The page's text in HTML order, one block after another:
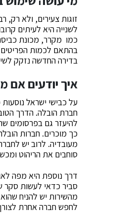
זוגות צעירים, ולא
לשנייה היא לעיתים
כמו מקרר, מכונת
בהתאם לכמות הפריטים
בדירה החדשה נזקק
איך יודעים אם
על כבישי ישראל
חברת הובלה. הדרך
להיעזר גם בפרסומים
כך מוכרים. חברות
מעובדיה. לרוב יש
סוחבים את הריהוט
דרך נוספת היא מפה
סביר כדאי לעשות סקר
מהשירות יש להניח
לחפש חברה אחרת